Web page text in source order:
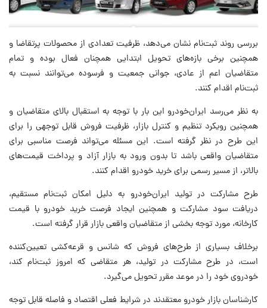
بررسی روند ثبت‌نام نشان می‌دهد، ظرفیت تعدادی از محصولات پرتقاضا و
همچنین برخی بازه‌های تحویل ابتدایی همچنان فعال بوده و تمام
متقاضیان اعم از عادی، جوانی جمعیت و فرسوده می‌توانند نسبت به
ثبت‌نام اقدام کنند.
به نظر می‌رسد ایران‌خودرو این بار با توجه به استقبال بالای متقاضیان و
همچنین رویکرد تنظیم و کنترل بازار، ظرفیت فروش قابل توجهی را برای
این طرح در نظر گرفته است. این مسئله می‌تواند فرصت مناسبی برای
متقاضیان واقعی باشد تا بدون ورود به بازار آزاد و پرداخت قیمت‌های
بالاتر، از مسیر رسمی برای خرید خودرو اقدام کنند.
طرح مشارکت در تولید ایران‌خودرو به دلیل امکان ثبت‌نام مستقیم،
دریافت سود مشارکت و همچنین ایجاد فرصت خرید خودرو با قیمت
کارخانه، مورد توجه بخشی از متقاضیان واقعی بازار قرار گرفته است.
برخلاف بسیاری از طرح‌های فروش که شانس و قرعه‌کشی تعیین‌کننده
است، در طرح مشارکت در تولید، هر متقاضی که امروز ثبت‌نام کند،
خودروی خود را در موعد مقرر تحویل می‌گیرد.
کارشناسان بازار خودرو معتقدند در شرایط فعلی اقتصاد و فاصله قابل توجه